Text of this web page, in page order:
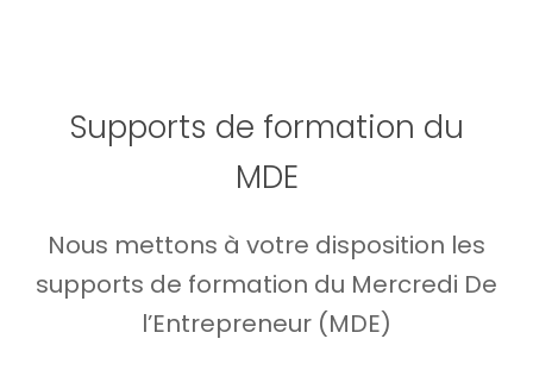
Supports de formation du
MDE
Nous mettons à votre disposition les
supports de formation du Mercredi De
l’Entrepreneur (MDE)